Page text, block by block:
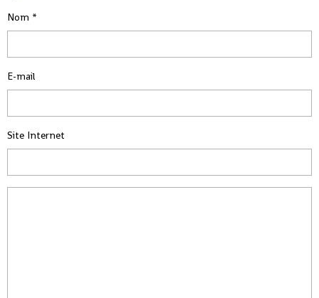
Nom
E-mail
Site Internet